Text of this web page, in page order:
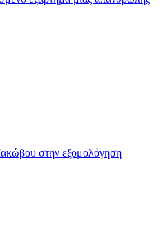
στην εξομολόγηση